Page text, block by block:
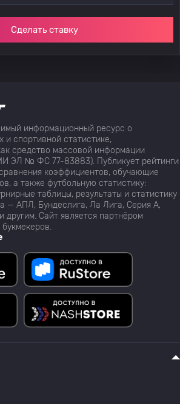
Сделать ставку
информационный ресурс о
и спортивной статистике,
средство массовой информации
ЭЛ № ФС 77-83883). Публикует рейтинги
коэффициентов, обучающие
а также футбольную статистику:
таблицы, результаты и статистику
— АПЛ, Бундеслига, Ла Лига, Серия А,
Сайт является партнёром